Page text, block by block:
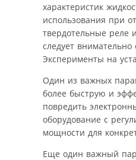
характеристик
использования при
твердотельные реле
следует
Эксперименты на
Один из важных
более быструю и
повредить
оборудование с
мощности для
Еще один важный